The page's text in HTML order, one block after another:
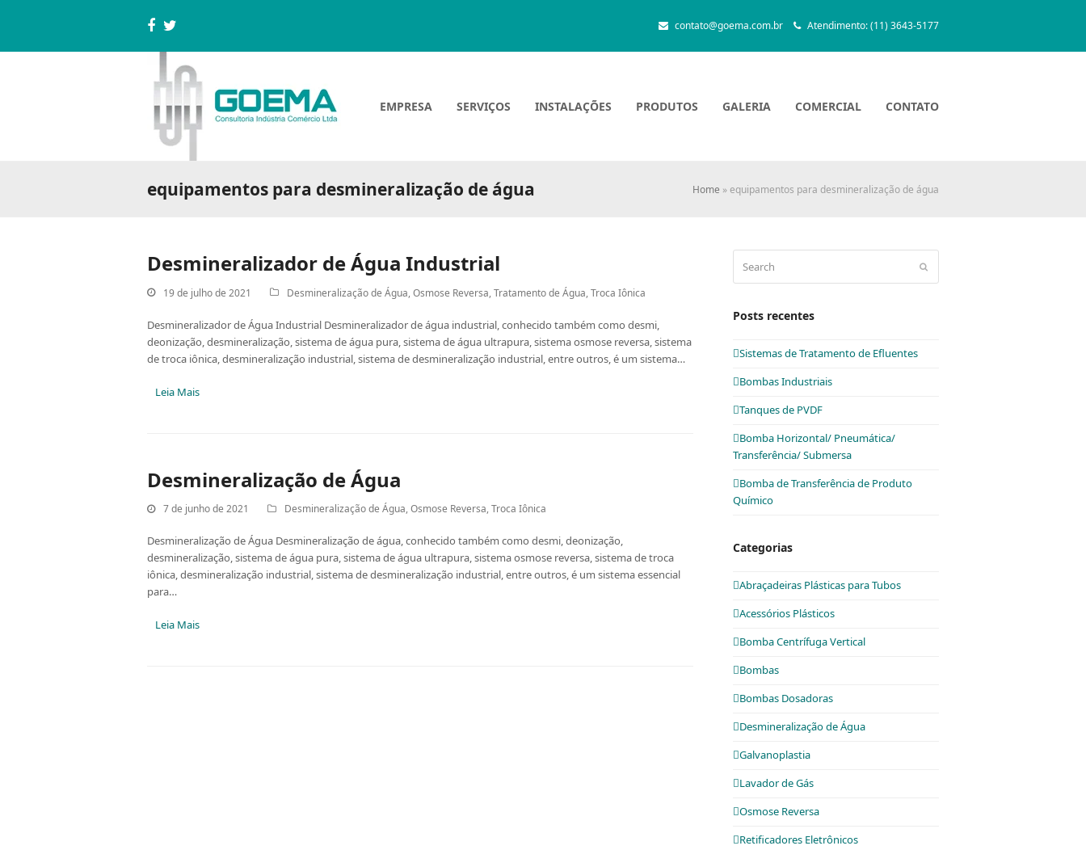
Facebook
Twitter contato@goema.com.br Atendimento: (11) 3643-5177
EMPRESA SERVIÇOS INSTALAÇÕES PRODUTOS GALERIA COMERCIAL CONTATO
equipamentos para desmineralização de água Home »equipamentos para desmineralização de água
Desmineralizador de Água Industrial
19 de julho de 2021 Desmineralização de Água,Osmose Reversa,Tratamento de Água,Troca Iônica
Desmineralizador de Água Industrial Desmineralizador de água industrial, conhecido também como desmi,
deonização, desmineralização, sistema de água pura, sistema de água ultrapura, sistema osmose reversa, sistema
de troca iônica, desmineralização industrial, sistema de desmineralização industrial, entre outros, é um sistema…
Leia Mais
Desmineralização de Água
7 de junho de 2021 Desmineralização de Água,Osmose Reversa,Troca Iônica
Desmineralização de Água Desmineralização de água, conhecido também como desmi, deonização,
desmineralização, sistema de água pura, sistema de água ultrapura, sistema osmose reversa, sistema de troca
iônica, desmineralização industrial, sistema de desmineralização industrial, entre outros, é um sistema essencial
para…
Leia Mais
Posts recentes
Sistemas de Tratamento de Efluentes
Bombas Industriais
Tanques de PVDF
Bomba Horizontal/ Pneumática/
Transferência/ Submersa
Bomba de Transferência de Produto
Químico
Categorias
Abraçadeiras Plásticas para Tubos
Acessórios Plásticos
Bomba Centrífuga Vertical
Bombas
Bombas Dosadoras
Desmineralização de Água
Galvanoplastia
Lavador de Gás
Osmose Reversa
Retificadores Eletrônicos